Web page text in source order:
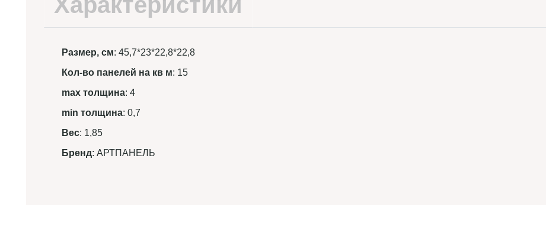
Размер, см: 45,7*23*22,8*22,8
Кол-во панелей на кв м: 15
max толщина: 4
min толщина: 0,7
Вес: 1,85
Бренд: АРТПАНЕЛЬ